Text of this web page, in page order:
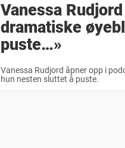
Vanessa
dramatiske
puste…»
Vanessa Rudjord åpner opp i
hun nesten sluttet å puste.